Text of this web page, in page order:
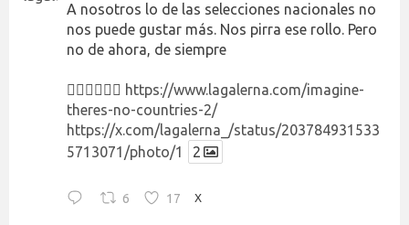
A nosotros lo de las selecciones nacionales no
nos puede gustar más. Nos pirra ese rollo. Pero
no de ahora, de siempre
👉🏻👉🏻👉🏻 https://www.lagalerna.com/imagine-
theres-no-countries-2/
https://x.com/lagalerna_/status/203784931533
5713071/photo/1
2
6 17 X